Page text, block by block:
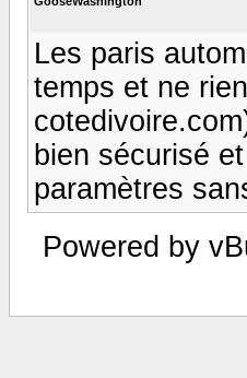
Les paris
temps et ne
bien sécurisé
paramètres
Powered by